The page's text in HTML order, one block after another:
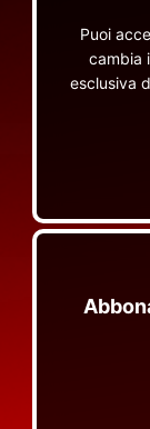
Puoi
cambia
esclusiva
TV